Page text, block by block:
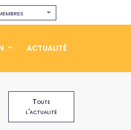
ACTUALITÉ
Toute
l'actualité